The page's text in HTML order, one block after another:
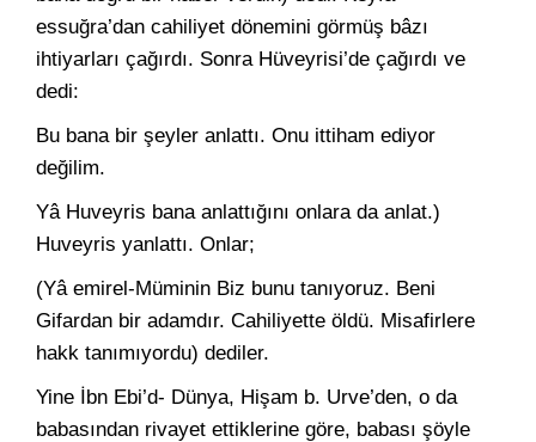
essuğra’dan cahiliyet dönemini görmüş bâ­zı
ihtiyarları çağırdı. Sonra Hüveyrisi’de çağırdı ve
dedi:
Bu bana bir şeyler anlattı. Onu ittiham ediyor
değilim.
Yâ Huveyris bana anlattığını onlara da anlat.)
Huveyris yan­lattı. Onlar;
(Yâ emirel-Müminin Biz bunu tanıyoruz. Beni
Gifardan bir adam­dır. Cahiliyette öldü. Misafirlere
hakk tanımıyordu) dediler.
Yine İbn Ebi’d- Dünya, Hişam b. Urve’den, o da
babasından ri­vayet ettiklerine göre, babası şöyle